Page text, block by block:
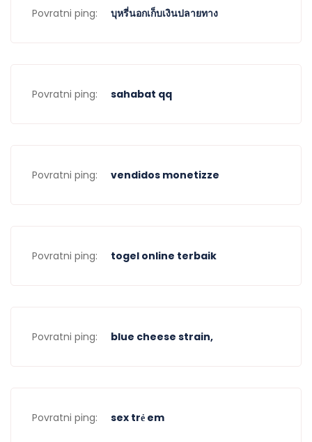
Povratni ping: บุหรี่นอกเก็บเงินปลายทาง
Povratni ping: sahabat qq
Povratni ping: vendidos monetizze
Povratni ping: togel online terbaik
Povratni ping: blue cheese strain,
Povratni ping: sex trẻ em